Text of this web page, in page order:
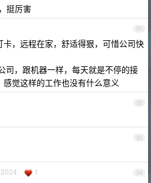
挺厉害
31
卡，远程在家，舒适得狠，可惜公司快
司，跟机器一样，每天就是不停的接
觉这样的工作也没有什么意义
32
33
34
1